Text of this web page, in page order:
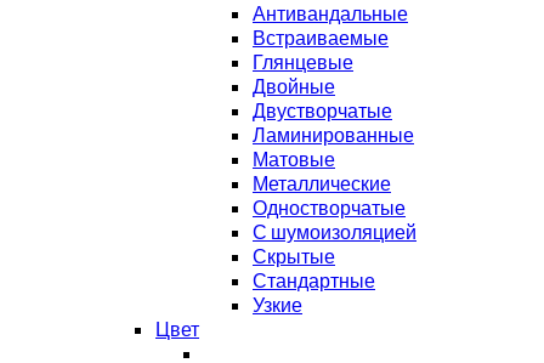
Антивандальные
Встраиваемые
Глянцевые
Двойные
Двустворчатые
Ламинированные
Матовые
Металлические
Одностворчатые
С шумоизоляцией
Скрытые
Стандартные
Узкие
Цвет